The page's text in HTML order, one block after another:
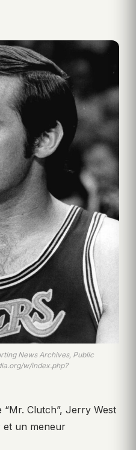
News Archives, Public
w/index.php?
Clutch”, Jerry West
un meneur